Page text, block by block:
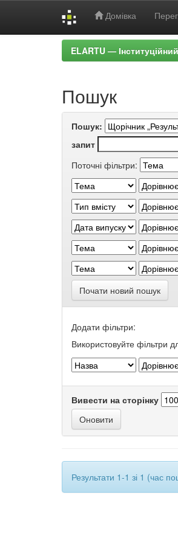
Домівка
ELARTU —
Пошук
Пошук:
запит
Поточні фільтри:
Почати новий пошук
Додати фільтри:
Використовуйте фільтри
Вивести на сторінку
Результати 1-1 зі 1 (час